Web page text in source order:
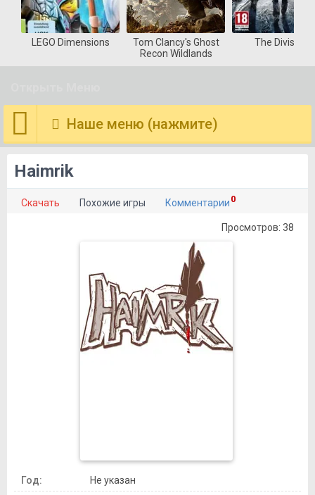
LEGO Dimensions
Tom Clancy's Ghost
Recon Wildlands
The Division
Наше меню (нажмите)
Haimrik
Скачать Похожие игры Комментарии 0
Просмотров: 38
Год:
Не указан